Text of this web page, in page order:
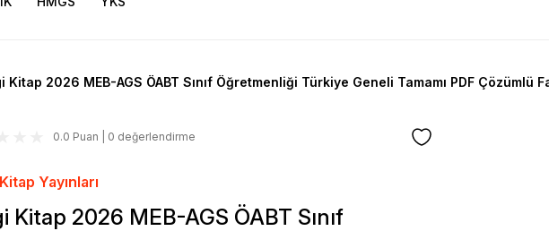
Kitap 2026 MEB-AGS ÖABT Sınıf Öğretmenliği Türkiye Geneli Tamamı PDF
0.0 Puan | 0 değerlendirme
Yayınları
Kitap 2026 MEB-AGS ÖABT Sınıf